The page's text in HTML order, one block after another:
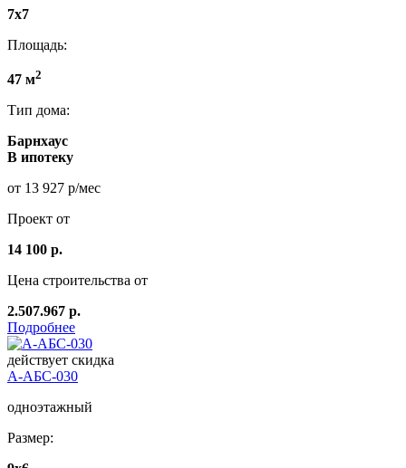
7х7
Площадь:
47 м2
Тип дома:
Барнхаус
В ипотеку
от 13 927 р/мес
Проект от
14 100 р.
Цена строительства от
2.507.967 р.
Подробнее
действует скидка
А-АБС-030
одноэтажный
Размер: